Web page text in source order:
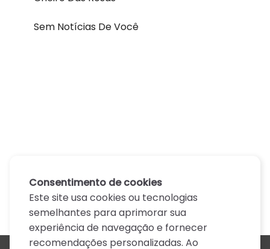
Sem Notícias De Você
Consentimento de cookies
Este site usa cookies ou tecnologias
semelhantes para aprimorar sua
experiência de navegação e fornecer
recomendações personalizadas. Ao